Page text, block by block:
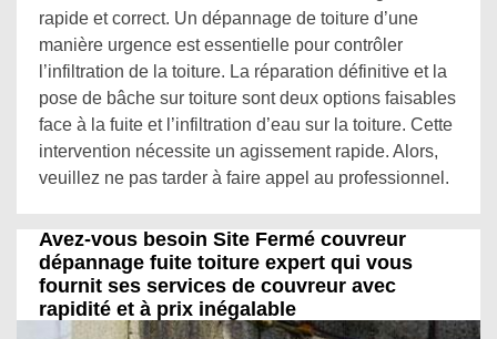
rapide et correct. Un dépannage de toiture d’une
manière urgence est essentielle pour contrôler
l’infiltration de la toiture. La réparation définitive et la
pose de bâche sur toiture sont deux options faisables
face à la fuite et l’infiltration d’eau sur la toiture. Cette
intervention nécessite un agissement rapide. Alors,
veuillez ne pas tarder à faire appel au professionnel.
Avez-vous besoin Site Fermé couvreur
dépannage fuite toiture expert qui vous
fournit ses services de couvreur avec
rapidité et à prix inégalable